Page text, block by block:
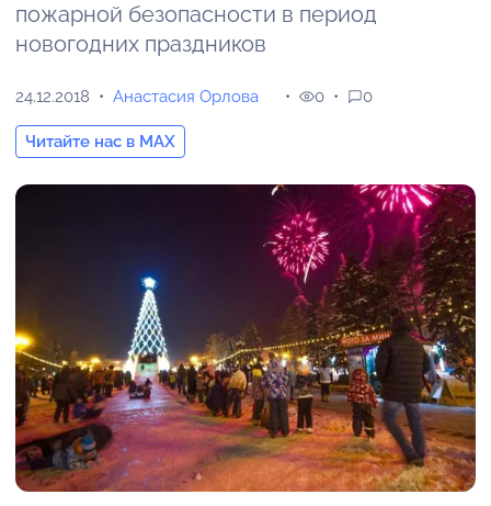
пожарной безопасности в период
новогодних праздников
24.12.2018 Анастасия Орлова
Читайте нас в MAX
0 0